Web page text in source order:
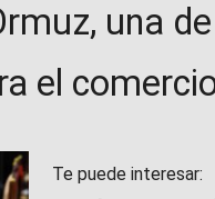
una
el
Te puede interesar: